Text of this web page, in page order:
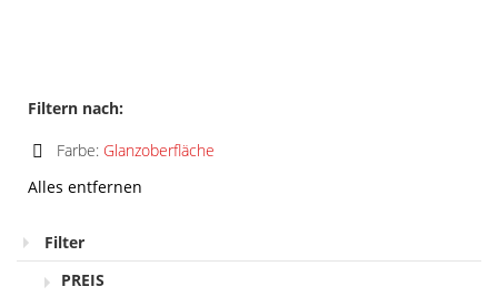
Filtern nach:
Farbe: Glanzoberfläche
Artikel
Alles entfernen
Filter
PREIS